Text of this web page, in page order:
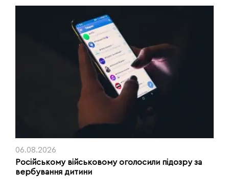
06.08.2026
Російському військовому оголосили підозру за
вербування дитини